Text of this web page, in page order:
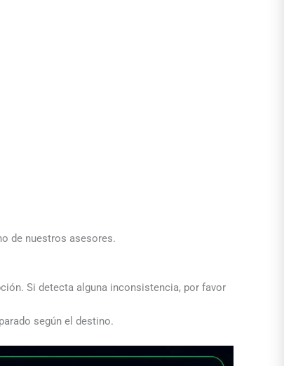
de nuestros asesores.
Si detecta alguna inconsistencia, por favor
según el destino.